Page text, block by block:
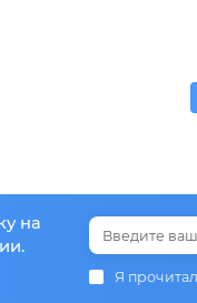
на
Я